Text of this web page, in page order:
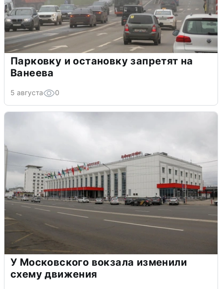
Парковку и остановку запретят на
Ванеева
5 августа 0
У Московского вокзала изменили
схему движения